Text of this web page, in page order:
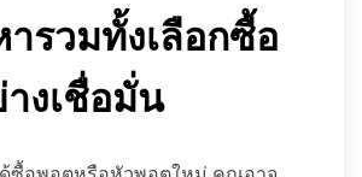
รวมทั้งเลือกซื้อ
งเชื่อมั่น